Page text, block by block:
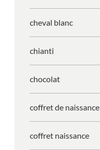
cheval blanc
chianti
chocolat
coffret de naissance
coffret naissance